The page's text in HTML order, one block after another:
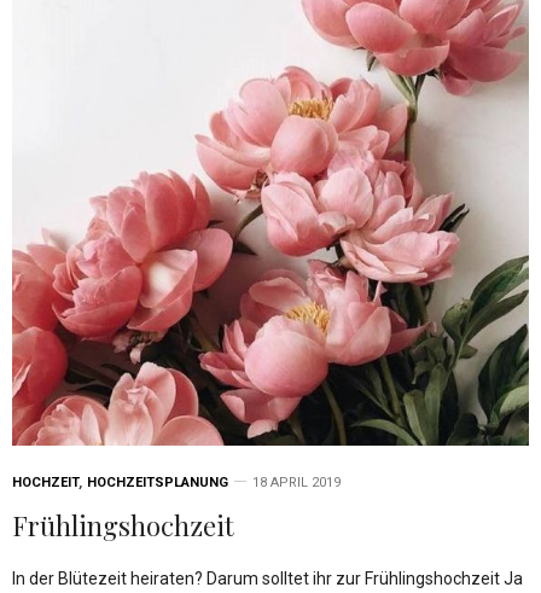
HOCHZEIT HOCHZEITSPLANUNG 18 APRIL 2019
Frühlingshochzeit
In der Blütezeit heiraten? Darum solltet ihr zur Frühlingshochzeit Ja